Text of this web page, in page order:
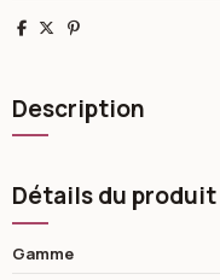
Partager
TweetPinterest
Description
Détails du produit
Gamme